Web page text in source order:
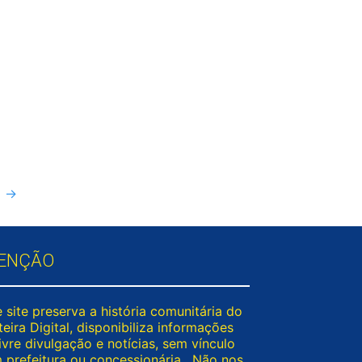
→
site preserva a história comunitária do
Digital, disponibiliza informações
divulgação e notícias, sem vínculo